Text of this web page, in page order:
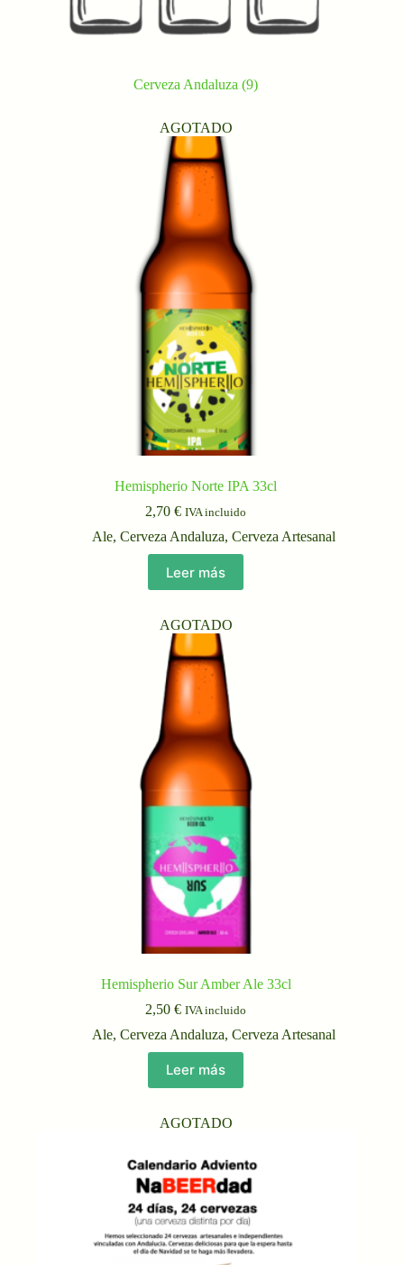
Cerveza Andaluza(9)
AGOTADO
Hemispherio Norte IPA 33cl
2,70€ IVA incluido
Ale,Cerveza Andaluza,Cerveza Artesanal
Leer más
AGOTADO
Hemispherio Sur Amber Ale 33cl
2,50€ IVA incluido
Ale,Cerveza Andaluza,Cerveza Artesanal
Leer más
AGOTADO